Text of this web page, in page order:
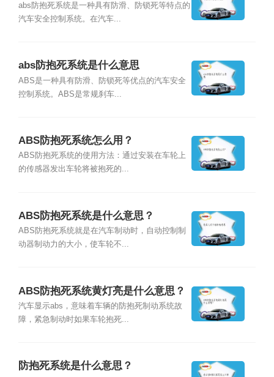
abs防抱死系统是一种具有防滑、防锁死等特点的
汽车安全控制系统。在汽车...
abs防抱死系统是什么意思
ABS是一种具有防滑、防锁死等优点的汽车安全
控制系统。ABS是常规刹车...
ABS防抱死系统怎么用？
ABS防抱死系统的使用方法：通过安装在车轮上
的传感器发出车轮将被抱死的...
ABS防抱死系统是什么意思？
ABS防抱死系统就是在汽车制动时，自动控制制
动器制动力的大小，使车轮不...
ABS防抱死系统黄灯亮是什么意思？
汽车显示abs，意味着车辆的防抱死制动系统故
障，紧急制动时如果车轮抱死...
防抱死系统是什么意思？